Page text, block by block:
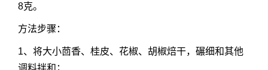
8克。
方法步骤：
1、将大小茴香、桂皮、花椒、胡椒焙干，碾细和其他
调料拌和；